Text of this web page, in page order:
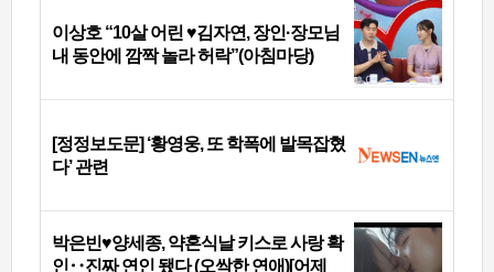
이상호 “10살 어린 ♥김자연, 장인·장모님
내 동안에 깜짝 놀라 허락”(아침마당)
[정정보도문] ‘황영웅, 또 학폭에 발목잡혔
다’ 관련
박은빈♥양세종, 약혼식날 키스로 사랑 확
인‥진짜 연인 됐다 (오싹한 연애)[어제